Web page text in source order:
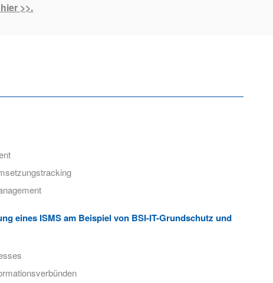
hier >>.
eines ISMS am Beispiel von BSI-IT-Grundschutz und